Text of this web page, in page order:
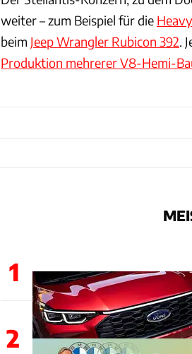
weiter – zum Beispiel für die
beim Jeep Wrangler Rubicon 392 .
Produktion mehrerer V8-Hemi-
1
2